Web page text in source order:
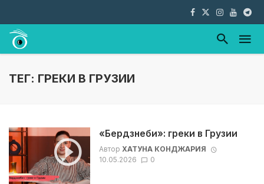
ТЕГ: ГРЕКИ В ГРУЗИИ
«Бердзнеби»: греки в Грузии
Автор ХАТУНА КОНДЖАРИЯ
10.05.2026
0